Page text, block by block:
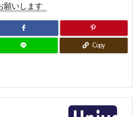
願いします
Copy